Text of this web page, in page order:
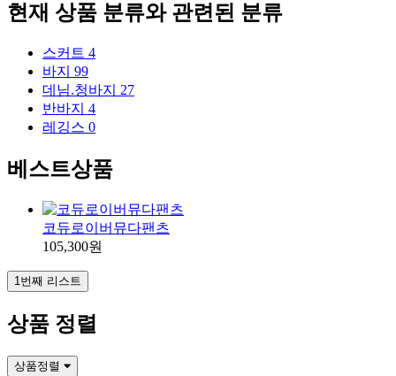
현재 상품 분류와 관련된 분류
스커트 4
바지 99
데님.청바지 27
반바지 4
레깅스 0
베스트상품
코듀로이버뮤다팬츠
105,300원
1번째 리스트
상품 정렬
상품정렬